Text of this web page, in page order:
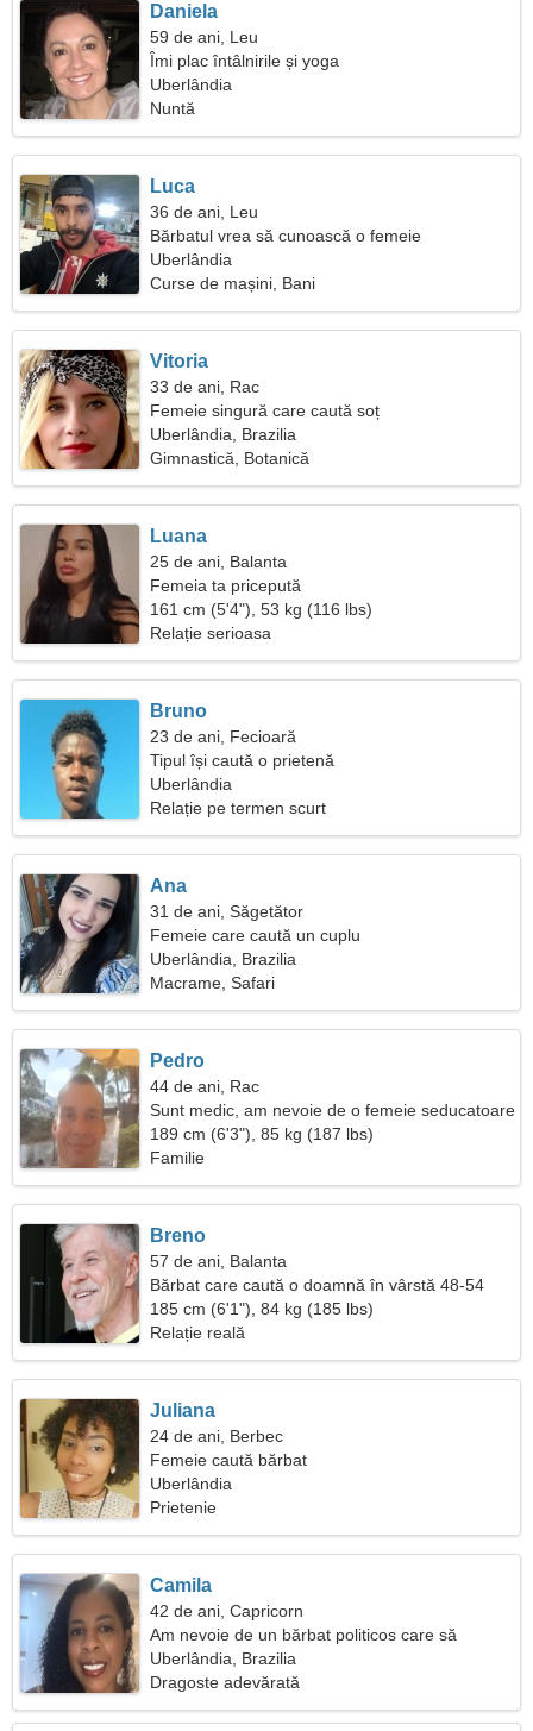
Daniela
59 de ani, Leu
Îmi plac întâlnirile și yoga
Uberlândia
Nuntă
Luca
36 de ani, Leu
Bărbatul vrea să cunoască o femeie
Uberlândia
Curse de mașini, Bani
Vitoria
33 de ani, Rac
Femeie singură care caută soț
Uberlândia, Brazilia
Gimnastică, Botanică
Luana
25 de ani, Balanta
Femeia ta pricepută
161 cm (5'4"), 53 kg (116 lbs)
Relație serioasa
Bruno
23 de ani, Fecioară
Tipul își caută o prietenă
Uberlândia
Relație pe termen scurt
Ana
31 de ani, Săgetător
Femeie care caută un cuplu
Uberlândia, Brazilia
Macrame, Safari
Pedro
44 de ani, Rac
Sunt medic, am nevoie de o femeie seducatoare
189 cm (6'3"), 85 kg (187 lbs)
Familie
Breno
57 de ani, Balanta
Bărbat care caută o doamnă în vârstă 48-54
185 cm (6'1"), 84 kg (185 lbs)
Relație reală
Juliana
24 de ani, Berbec
Femeie caută bărbat
Uberlândia
Prietenie
Camila
42 de ani, Capricorn
Am nevoie de un bărbat politicos care să
călătorească împreună
Uberlândia, Brazilia
Dragoste adevărată